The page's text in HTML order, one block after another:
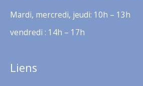
Mardi, mercredi, jeudi: 10h – 13h
vendredi : 14h – 17h
Liens